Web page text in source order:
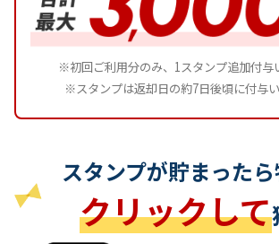
※初回ご利用分のみ、1スタンプ追加付与
※スタンプは返却日の約7日後頃に付与い
スタンプが貯まった
クリックして